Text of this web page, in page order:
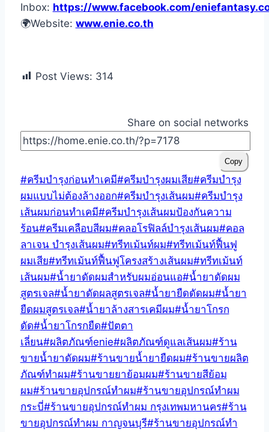
Inbox: https://www.facebook.com/
🌍Website: www.enie.co.th
Post Views: 314
Share on social networks
Copy
Post
Tags:
#ครีมบำรุงก่อนทำเคมี#ครีมบำรุงผมเสีย#ครีมบำรุง
ผมแบบไม่ต้องล้างออก#ครีมบำรุงเส้นผม#ครีมบำรุง
เส้นผมก่อนทำเคมี#ครีมบำรุงเส้นผมป้องกันความ
ร้อน#ครีมเคลือบสีผม#คลอโรฟิลล์บำรุงเส้นผม#คอล
ลาเจน บำรุงเส้นผม#ทรีทเม้นท์ผม#ทรีทเม้นท์ฟื้นฟู
ผมเสีย#ทรีทเม้นท์ฟื้นฟูโครงสร้างเส้นผม#ทรีทเม้นท์
เส้นผม#น้ำยาดัดผมสำหรับผมอ่อนแอ#น้ำยาดัดผม
สูตรเจล#น้ำยาดัดผลสูตรเจล#น้ำยายืดดัดผม#น้ำยา
ยืดผมสูตรเจล#น้ำยาล้างสารเคมีผม#น้ำยาโกรก
ดัด#น้ำยาโกรกยืด#ปัตตา
เลี่ยน#ผลิตภัณฑ์enie#ผลิตภัณฑ์ดูแลเส้นผม#ร้าน
ขายน้ำยาดัดผม#ร้านขายน้ำยายืดผม#ร้านขายผลิต
ภัณฑ์ทําผม#ร้านขายยาย้อมผม#ร้านขายสีย้อม
ผม#ร้านขายอุปกรณ์ทำผม#ร้านขายอุปกรณ์ทำผม
กระบี่#ร้านขายอุปกรณ์ทำผม กรุงเทพมหานคร#ร้าน
ขายอุปกรณ์ทำผม กาญจนบุรี#ร้านขายอุปกรณ์ทำ